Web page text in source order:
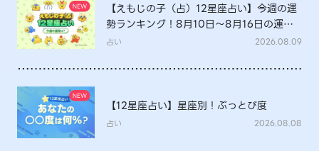
【えもじの子（占）12星座占い】今週の運
勢ランキング！8月10日～8月16日の運勢
は？
占い 2026.08.09
【12星座占い】星座別！ぶっとび度
占い 2026.08.08